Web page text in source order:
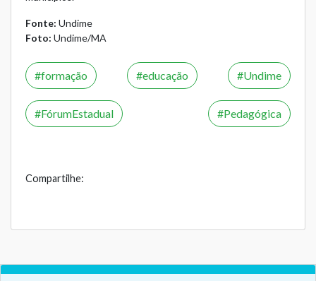
Fonte: Undime
Foto: Undime/MA
formação educação Undime
FórumEstadual Pedagógica
Compartilhe: